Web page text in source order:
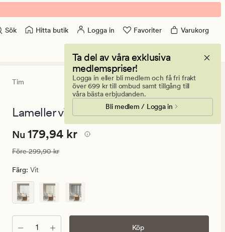
Sök Hitta butik Logga in Favoriter Varukorg
Ta del av våra exklusiva
medlemspriser!
Logga in eller bli medlem och få fri frakt
över 699 kr till ombud samt tillgång till
våra bästa erbjudanden.
Bli medlem / Logga in
Tim
20
omdömen
med
ett
betyg
4.5
Lameller vit - 8,9x250cm
Nuvarande
179,94
kr.
pris
299,90
kr
Nuvarande pris
Nu 179,94 kr
Ordinarie pris 299,90 kr
Före299,90 kr
Färg: Vit
Antal Köp